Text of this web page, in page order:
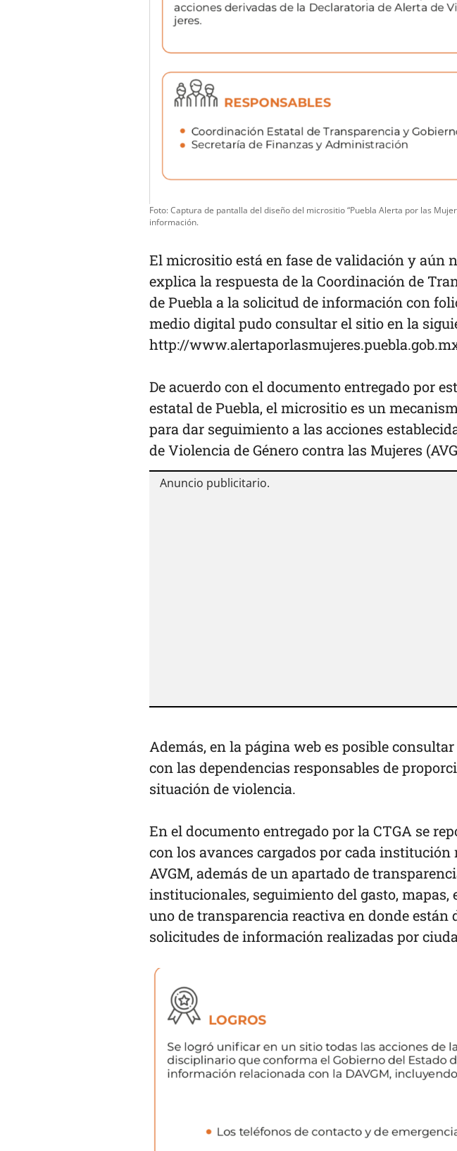
Foto: Captura de pantalla del diseño del micrositio “Puebla Alerta por las
información.
El micrositio está en fase de validación y aún
explica la respuesta de la Coordinación de
de Puebla a la solicitud de información con
medio digital pudo consultar el sitio en la
http://
De acuerdo con el documento entregado por
estatal de Puebla, el micrositio es un
para dar seguimiento a las acciones
de Violencia de Género contra las Mujeres
Además, en la página web es posible
con las dependencias responsables de
situación de violencia.
En el documento entregado por la CTGA se
con los avances cargados por cada institución
AVGM, además de un apartado de
institucionales, seguimiento del gasto, mapas,
uno de transparencia reactiva en donde están
solicitudes de información realizadas por